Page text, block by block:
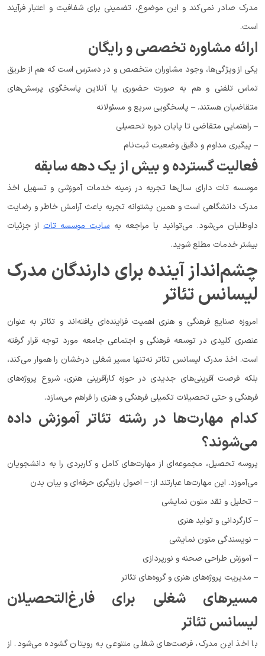
مدرک صادر نمی‌کند و این موضوع، تضمینی برای شفافیت و اعتبار فرآیند
است.
ارائه مشاوره تخصصی و رایگان
یکی از ویژگی‌ها، وجود مشاوران متخصص و در دسترس است که هم از طریق
تماس تلفنی و هم به صورت حضوری یا آنلاین پاسخگوی پرسش‌های
متقاضیان هستند. – پاسخگویی سریع و مسئولانه
– راهنمایی متقاضی تا پایان دوره تحصیلی
– پیگیری مداوم و دقیق وضعیت ثبت‌نام
فعالیت گسترده و بیش از یک دهه سابقه
موسسه تات دارای سال‌ها تجربه در زمینه خدمات آموزشی و تسهیل اخذ
مدرک دانشگاهی است و همین پشتوانه تجربه باعث آرامش خاطر و رضایت
داوطلبان می‌شود. می‌توانید با مراجعه بهسایت موسسه تاتاز جزئیات
بیشتر خدمات مطلع شوید.
چشم‌انداز آینده برای دارندگان مدرک
لیسانس تئاتر
امروزه صنایع فرهنگی و هنری اهمیت فزاینده‌ای یافته‌اند و تئاتر به عنوان
عنصری کلیدی در توسعه فرهنگی و اجتماعی جامعه مورد توجه قرار گرفته
است. اخذ مدرک لیسانس تئاتر نه‌تنها مسیر شغلی درخشان را هموار می‌کند،
بلکه فرصت آفرینی‌های جدیدی در حوزه کارآفرینی هنری، شروع پروژه‌های
فرهنگی و حتی تحصیلات تکمیلی فرهنگی و هنری را فراهم می‌سازد.
کدام مهارت‌ها در رشته تئاتر آموزش داده
می‌شوند؟
پروسه تحصیل، مجموعه‌ای از مهارت‌های کامل و کاربردی را به دانشجویان
می‌آموزد. این مهارت‌ها عبارتند از: – اصول بازیگری حرفه‌ای و بیان بدن
– تحلیل و نقد متون نمایشی
– کارگردانی و تولید هنری
– نویسندگی متون نمایشی
– آموزش طراحی صحنه و نورپردازی
– مدیریت پروژه‌های هنری و گروه‌های تئاتر
مسیرهای شغلی برای فارغ‌التحصیلان
لیسانس تئاتر
با اخذ این مدرک، فرصت‌های شغلی متنوعی به رویتان گشوده می‌شود. از